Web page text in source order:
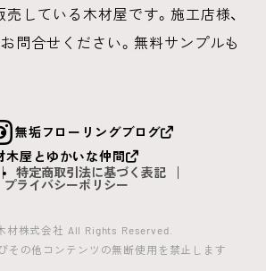
している木材屋です。 施工店様、
問合せください。無料サンプルも
Instagram
無垢フローリングブログ
木屋とゆかいな仲間
特定商取引法に基づく表記
プライバシーポリシー
材株式会社 All Rights Reserved.
その他コンテンツの無断使用を禁止します